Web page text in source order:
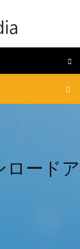
ロードア